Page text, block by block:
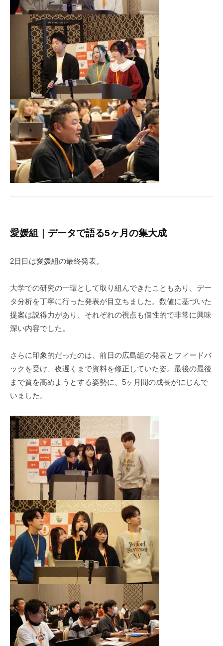
愛媛組｜データで語る5ヶ月の集大成
2日目は愛媛組の最終発表。
大学での研究の一環として取り組んできたこともあり、デー
タ分析を丁寧に行った発表が目立ちました。数値に基づいた
提案は説得力があり、それぞれの視点も個性的で非常に興味
深い内容でした。
さらに印象的だったのは、前日の広島組の発表とフィードバ
ックを受け、夜遅くまで資料を修正していた姿。最後の最後
まで質を高めようとする姿勢に、5ヶ月間の成長がにじんで
いました。